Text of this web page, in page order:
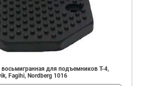
восьмигранная для подъемников Т-4,
Fagihi, Nordberg 1016